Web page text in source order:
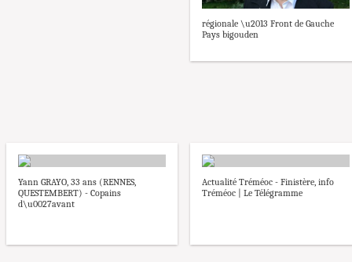
régionale \u2013 Front de Gauche
Pays bigouden
Yann GRAYO, 33 ans (RENNES,
QUESTEMBERT) - Copains
d\u0027avant
Actualité Tréméoc - Finistère, info
Tréméoc | Le Télégramme